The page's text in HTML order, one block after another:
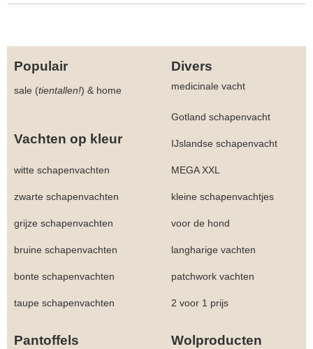
Populair Divers
sale (tientallen!) & home medicinale vacht
Gotland schapenvacht
Vachten op kleur IJslandse schapenvacht
witte schapenvachten MEGA XXL
zwarte schapenvachten kleine schapenvachtjes
grijze schapenvachten voor de hond
bruine schapenvachten langharige vachten
bonte schapenvachten patchwork vachten
taupe schapenvachten 2 voor 1 prijs
Pantoffels Wolproducten